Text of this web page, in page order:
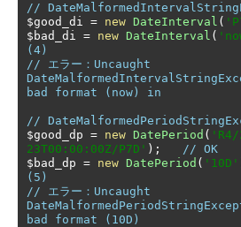
//
$good_di = new DateInterval (
$bad_di = new DateInterval (
(4)
// エラー：Uncaught
bad format (now) in
//
$good_dp = new DatePeriod ( 'R4/
23T00:00:00Z/P7D' );
// OK
$bad_dp = new DatePeriod ( '10D'
(5)
// エラー：Uncaught
bad format (10D)